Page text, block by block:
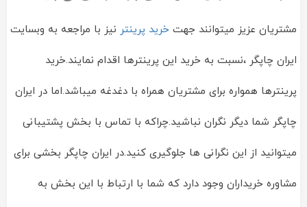
مشتریان عزیز میتوانند جهت خرید پرینتر نیز با مراجعه به وبسایت
ایران چاپگر ،نسبت به خرید این پرینترها اقدام نمایند.خرید
پرینترها همواره برای مشتریان همراه با دغدغه میباشد.اما در ایران
چاپگر شما دیگر نگران نباشید.چراکه با تماس با بخش پشتیبانی
میتوانید از این نگرانی ها جلوگیری کنید.در ایران چاپگر بخشی برای
مشاوره خریداران وجود دارد که شما با ارتباط با این بخش به